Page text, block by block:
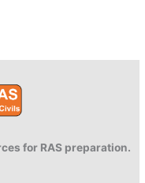
for RAS preparation.